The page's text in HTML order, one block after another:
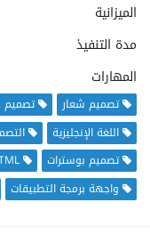
الميزانية
مدة التنفيذ
المهارات
تصميم شعار تصميم
اللغة الإنجليزية
تصميم بوسترات
واجهة برمجة التطبيقات